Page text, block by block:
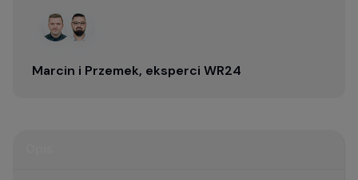
Marcin i Przemek, eksperci WR24